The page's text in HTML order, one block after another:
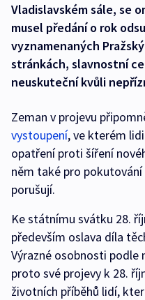
Vladislavském sále, se
musel předání o rok
vyznamenaných
stránkách, slavnostní
neuskuteční kvůli
Zeman v projevu
vystoupení, ve kterém
opatření proti šíření
něm také pro
porušují.
Ke státnímu svátku 28.
především oslava díla
Výrazné osobnosti podle
proto své projevy k 28.
životních příběhů lidí,